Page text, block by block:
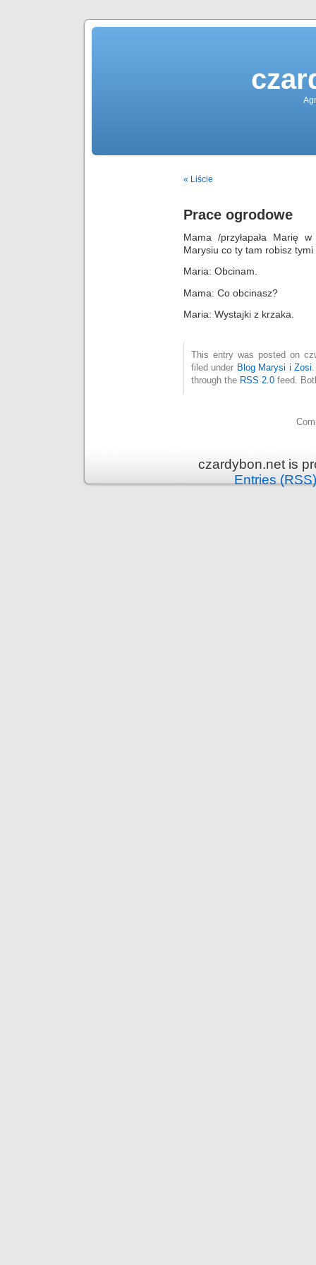
« Liście
Prace ogrodowe
Mama /przyłapała Marię
Marysiu co ty tam robisz
Maria: Obcinam.
Mama: Co obcinasz?
Maria: Wystajki z krzaka.
This entry was posted on
filed under Blog Marysi i Zosi
through the RSS 2.0 feed.
czardybon.net is
Entries (RSS)